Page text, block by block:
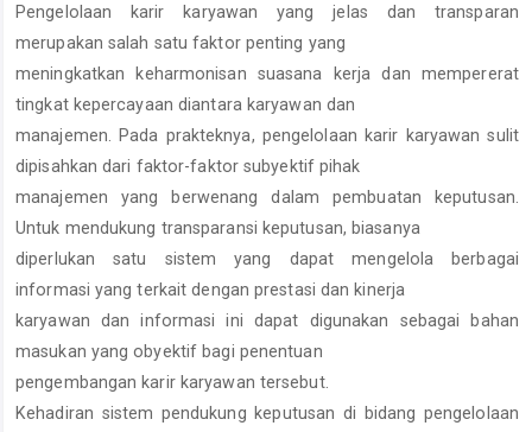
Content
Pengelolaan karir karyawan yang jelas dan transparan
merupakan salah satu faktor penting yang
meningkatkan keharmonisan suasana kerja dan mempererat
tingkat kepercayaan diantara karyawan dan
manajemen. Pada prakteknya, pengelolaan karir karyawan sulit
dipisahkan dari faktor-faktor subyektif pihak
manajemen yang berwenang dalam pembuatan keputusan.
Untuk mendukung transparansi keputusan, biasanya
diperlukan satu sistem yang dapat mengelola berbagai
informasi yang terkait dengan prestasi dan kinerja
karyawan dan informasi ini dapat digunakan sebagai bahan
masukan yang obyektif bagi penentuan
pengembangan karir karyawan tersebut.
Kehadiran sistem pendukung keputusan di bidang pengelolaan